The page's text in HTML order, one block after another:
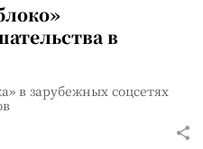
в
в зарубежных соцсетях